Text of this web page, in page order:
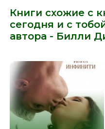
Книги схожие с
сегодня и с
автора - Билли